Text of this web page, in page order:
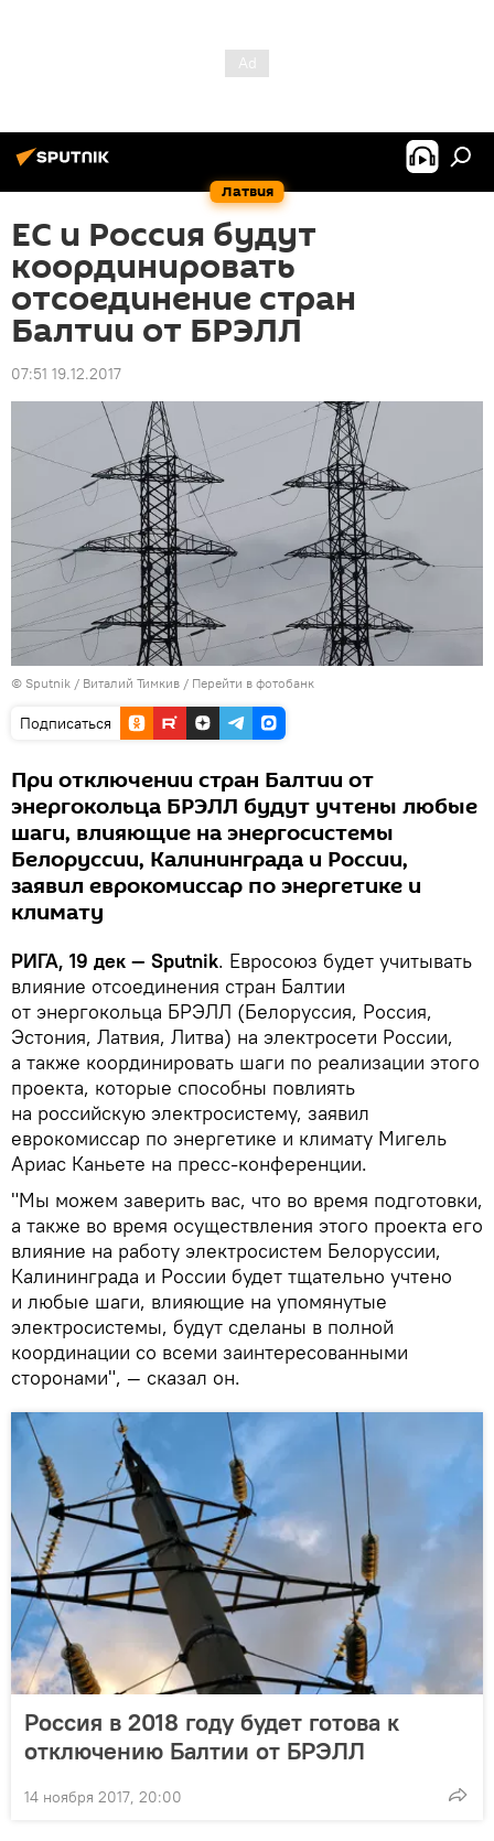
Латвия
ЕС и Россия будут
координировать
отсоединение стран
Балтии от БРЭЛЛ
07:51 19.12.2017
© Sputnik / Виталий Тимкив / Перейти в фотобанк
Подписаться
При отключении стран Балтии от
энергокольца БРЭЛЛ будут учтены любые
шаги, влияющие на энергосистемы
Белоруссии, Калининграда и России,
заявил еврокомиссар по энергетике и
климату
РИГА, 19 дек — Sputnik. Евросоюз будет учитывать
влияние отсоединения стран Балтии
от энергокольца БРЭЛЛ (Белоруссия, Россия,
Эстония, Латвия, Литва) на электросети России,
а также координировать шаги по реализации этого
проекта, которые способны повлиять
на российскую электросистему, заявил
еврокомиссар по энергетике и климату Мигель
Ариас Каньете на пресс-конференции.
"Мы можем заверить вас, что во время подготовки,
а также во время осуществления этого проекта его
влияние на работу электросистем Белоруссии,
Калининграда и России будет тщательно учтено
и любые шаги, влияющие на упомянутые
электросистемы, будут сделаны в полной
координации со всеми заинтересованными
сторонами", — сказал он.
Россия в 2018 году будет готова к
отключению Балтии от БРЭЛЛ
14 ноября 2017, 20:00